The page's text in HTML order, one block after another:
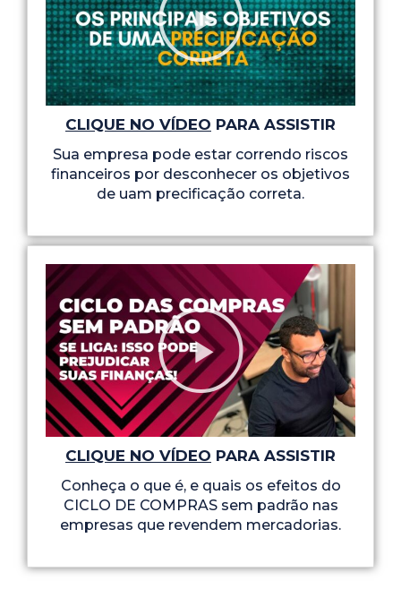
CLIQUE NO VÍDEO PARA ASSISTIR
Sua empresa pode estar correndo riscos
financeiros por desconhecer os objetivos
de uam precificação correta.
CLIQUE NO VÍDEO PARA ASSISTIR
Conheça o que é, e quais os efeitos do
CICLO DE COMPRAS sem padrão nas
empresas que revendem mercadorias.